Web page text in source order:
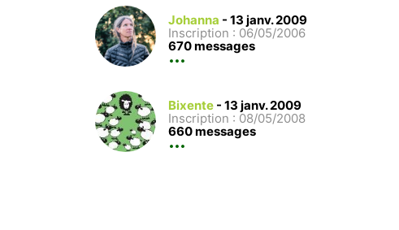
Johanna - 13 janv. 2009
Inscription : 06/05/2006
670 messages
Bixente - 13 janv. 2009
Inscription : 08/05/2008
660 messages